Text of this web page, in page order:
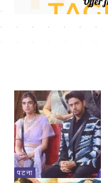
पटना